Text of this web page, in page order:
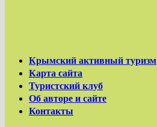
Крымский активный туризм
Карта сайта
Туристский клуб
Об авторе и сайте
Контакты